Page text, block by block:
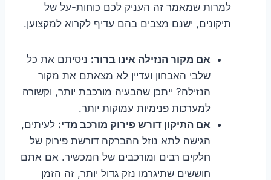
למרות שמאמר זה העניק לכם כוחות-על של
תיקונים, ישנם מצבים בהם עדיף לקרוא למקצוען.
אם מקור הנזילה אינו ברור: ניסיתם את כל
שלבי האבחון ועדיין לא מצאתם את מקור
הנזילה? ייתכן שהבעיה מורכבת יותר, וקשורה
למערכות פנימיות עמוקות יותר.
אם התיקון דורש פירוק מורכב מדי: לעיתים,
הגישה לתא נוזל ההברקה דורשת פירוק של
חלקים רבים ומורכבים של המכשיר. אם אתם
חוששים שתיגרמו נזק גדול יותר, זה הזמן